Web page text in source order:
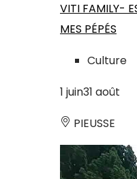
VITI FAMILY-
MES PÉPÉS
Culture
1 juin31 août
PIEUSSE